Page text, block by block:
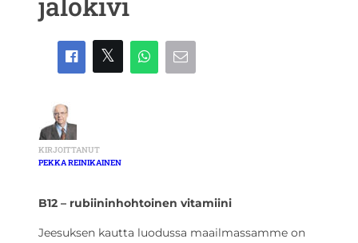
KIRJOITTANUT
PEKKA REINIKAINEN
B12 – rubiininhohtoinen vitamiini
Jeesuksen kautta luodussa maailmassamme on